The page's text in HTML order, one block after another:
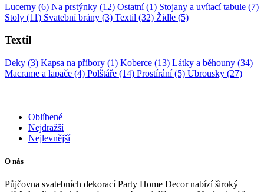
Lucerny (6) Na prstýnky (12) Ostatní (1) Stojany a uvítací tabule (7)
Stoly (11) Svatební brány (3) Textil (32) Židle (5)
Textil
Deky (3) Kapsa na příbory (1) Koberce (13) Látky a běhouny (34)
Macrame a lapače (4) Polštáře (14) Prostírání (5) Ubrousky (27)
Oblíbené
Nejdražší
Nejlevnější
O nás
Půjčovna svatebních dekorací Party Home Decor nabízí široký